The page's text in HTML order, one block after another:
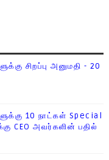
சிறப்பு அனுமதி - 20
10 நாட்கள் Special
CEO அவர்களின் பதில்